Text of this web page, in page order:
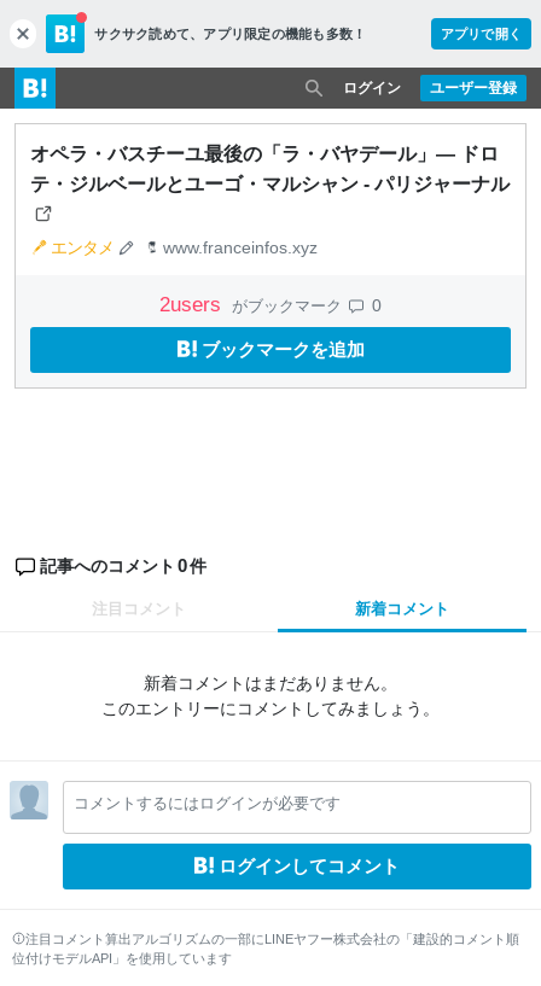
c
l
o
s
e
サクサク読めて、 アプリ限定の機能も多数！ アプリで開く
ユーザー登録
ログイン
オペラ・バスチーユ最後の「ラ・バヤデール」— ドロ
テ・ジルベールとユーゴ・マルシャン - パリジャーナル
エンタメ www.franceinfos.xyz
2users がブックマーク 0
ブックマークを追加
記事へのコメント 0件
注目コメント 新着コメント
新着コメントはまだありません。
このエントリーにコメントしてみましょう。
コメントするにはログインが必要です
ログインしてコメント
注目コメント算出アルゴリズムの一部にLINEヤフー株式会社の「建設的コメント順
位付けモデルAPI」を使用しています